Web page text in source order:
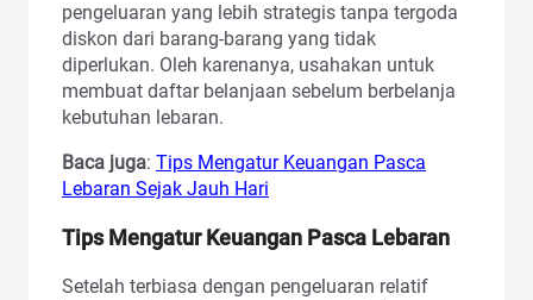
pengeluaran yang lebih strategis tanpa tergoda
diskon dari barang-barang yang tidak
diperlukan. Oleh karenanya, usahakan untuk
membuat daftar belanjaan sebelum berbelanja
kebutuhan lebaran.
Baca juga: Tips Mengatur Keuangan Pasca
Lebaran Sejak Jauh Hari
Tips Mengatur Keuangan Pasca Lebaran
Setelah terbiasa dengan pengeluaran relatif